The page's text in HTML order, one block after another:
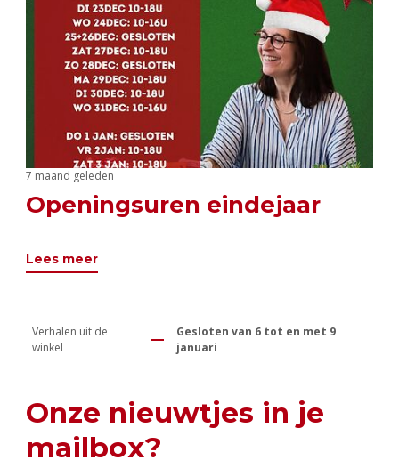
7 maand geleden
Openingsuren eindejaar
Lees meer
Verhalen uit de
winkel
Gesloten van 6 tot en met 9
januari
Onze nieuwtjes in je
mailbox?